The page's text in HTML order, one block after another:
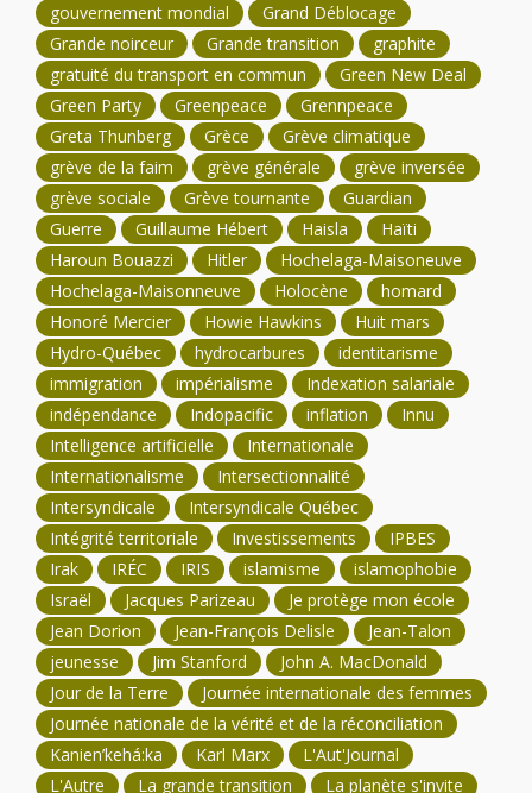
gouvernement mondial
Grand Déblocage
Grande noirceur
Grande transition
graphite
gratuité du transport en commun
Green New Deal
Green Party
Greenpeace
Grennpeace
Greta Thunberg
Grèce
Grève climatique
grève de la faim
grève générale
grève inversée
grève sociale
Grève tournante
Guardian
Guerre
Guillaume Hébert Haisla
Haïti
Haroun Bouazzi
Hitler
Hochelaga-Maisoneuve
Hochelaga-Maisonneuve
Holocène
homard
Honoré Mercier
Howie Hawkins
Huit mars
Hydro-Québec
hydrocarbures
identitarisme
immigration
impérialisme
Indexation salariale
indépendance
Indopacific inflation
Innu
Intelligence artificielle
Internationale
Internationalisme
Intersectionnalité
Intersyndicale
Intersyndicale Québec
Intégrité territoriale
Investissements
IPBES
Irak
IRÉC IRIS islamisme
islamophobie
Israël
Jacques Parizeau
Je protège mon école
Jean Dorion
Jean-François Delisle
Jean-Talon
jeunesse
Jim Stanford
John A. MacDonald
Jour de la Terre
Journée internationale des femmes
Journée nationale de la vérité et de la réconciliation
Kanien’kehá:ka
Karl Marx
L'Aut'Journal
L'Autre
La grande transition La planète s'invite